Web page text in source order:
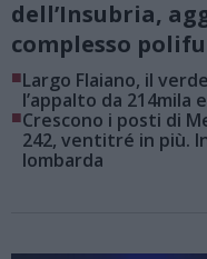
dell’Insubria,
complesso
■Largo Flaiano, il
l’appalto da 214mila
■Crescono i posti di
242, ventitré in più.
lombarda